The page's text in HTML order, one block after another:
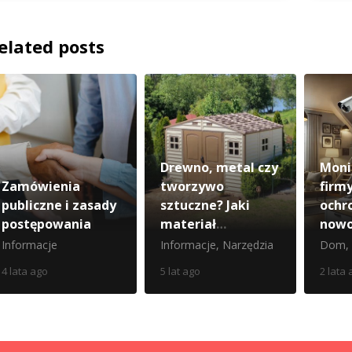
posts
Zamówienia
publiczne i zasady
postępowania
Informacje
4 lata ago
Drewno, metal czy
tworzywo
sztuczne? Jaki
materiał
sprawdza się
przypadku
domków
Informacje, Narzędzia
5 lat ago
Dom,
2 lata